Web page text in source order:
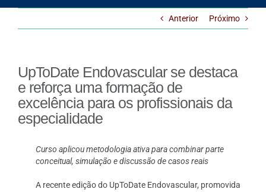
Anterior Próximo
UpToDate Endovascular se destaca
e reforça uma formação de
excelência para os profissionais da
especialidade
Curso aplicou metodologia ativa para combinar parte
conceitual, simulação e discussão de casos reais
A recente edição do UpToDate Endovascular, promovida